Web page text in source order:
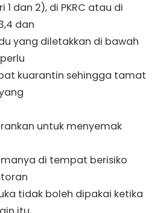
dan 2), di PKRC atau di
dan
yang diletakkan di bawah
kuarantin sehingga tamat
untuk menyemak
di tempat berisiko
tidak boleh dipakai ketika